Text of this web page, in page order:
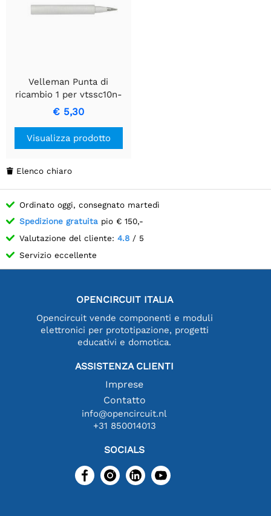
Velleman Punta di
ricambio 1 per vtssc10n-
20n-30n
€ 5,30
Visualizza prodotto
 Elenco chiaro
Ordinato oggi, consegnato martedì
Spedizione gratuita pio € 150,-
Valutazione del cliente: 4.8 / 5
Servizio eccellente
OPENCIRCUIT ITALIA
Opencircuit vende componenti e moduli
elettronici per prototipazione, progetti
educativi e domotica.
ASSISTENZA CLIENTI
Imprese
Contatto
info@opencircuit.nl
+31 850014013
SOCIALS